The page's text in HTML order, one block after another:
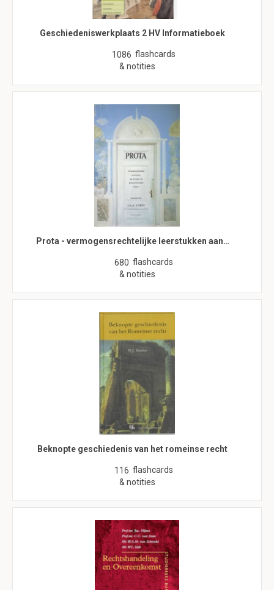
Geschiedeniswerkplaats 2 HV Informatieboek
1086 flashcards
& notities
Prota - vermogensrechtelijke leerstukken aan…
680 flashcards
& notities
Beknopte geschiedenis van het romeinse recht
116 flashcards
& notities